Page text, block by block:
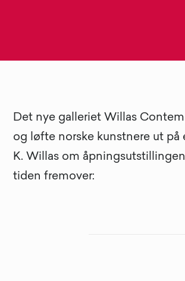
Det nye galleriet Willas
og løfte norske kunstnere ut på
K. Willas om
tiden fremover: